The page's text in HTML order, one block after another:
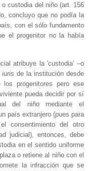
custodia del niño (art. 156
concluyo que no podía la
con el sólo fundamento
el progenitor no la había
atribuye la 'custodia' –o
iuris de la institución desde
progenitores pero ese
pueda decidir por sí
del niño mediante el
país extranjero (pues para
consentimiento del otro
judicial), entonces, debe
en el sentido uniforme
o retiene al niño con el
la infracción que se